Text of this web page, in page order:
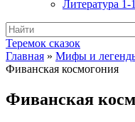
Литература 1-
Теремок сказок
Главная » Мифы и
Фиванская космогония
Фиванская